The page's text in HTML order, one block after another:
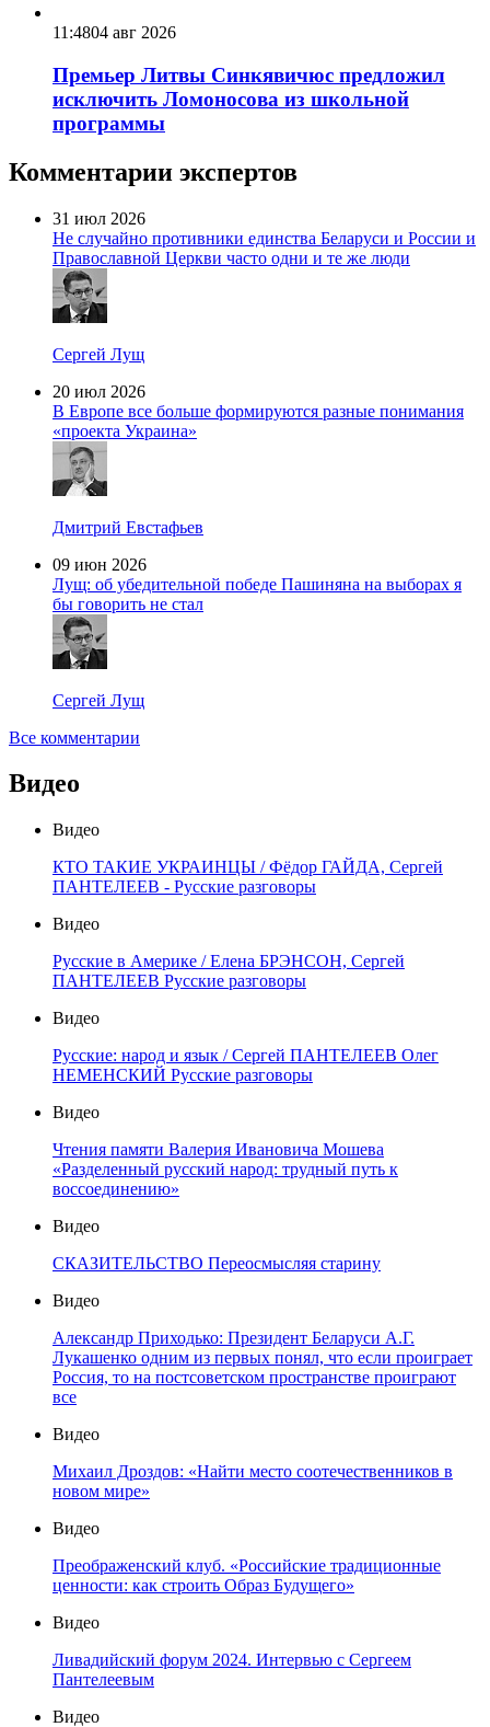
11:4804 авг 2026
Премьер Литвы Синкявичюс предложил
исключить Ломоносова из школьной
программы
Комментарии экспертов
31 июл 2026
Не случайно противники единства Беларуси и России и
Православной Церкви часто одни и те же люди
Сергей Лущ
20 июл 2026
В Европе все больше формируются разные понимания
«проекта Украина»
Дмитрий Евстафьев
09 июн 2026
Лущ: об убедительной победе Пашиняна на выборах я
бы говорить не стал
Сергей Лущ
Все комментарии
Видео
Видео
КТО ТАКИЕ УКРАИНЦЫ / Фёдор ГАЙДА, Сергей
ПАНТЕЛЕЕВ - Русские разговоры
Видео
Русские в Америке / Елена БРЭНСОН, Сергей
ПАНТЕЛЕЕВ Русские разговоры
Видео
Русские: народ и язык / Сергей ПАНТЕЛЕЕВ Олег
НЕМЕНСКИЙ Русские разговоры
Видео
Чтения памяти Валерия Ивановича Мошева
«Разделенный русский народ: трудный путь к
воссоединению»
Видео
СКАЗИТЕЛЬСТВО Переосмысляя старину
Видео
Александр Приходько: Президент Беларуси А.Г.
Лукашенко одним из первых понял, что если проиграет
Россия, то на постсоветском пространстве проиграют
все
Видео
Михаил Дроздов: «Найти место соотечественников в
новом мире»
Видео
Преображенский клуб. «Российские традиционные
ценности: как строить Образ Будущего»
Видео
Ливадийский форум 2024. Интервью с Сергеем
Пантелеевым
Видео